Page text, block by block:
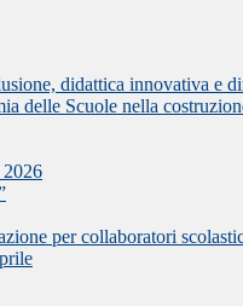
didattica innovativa e
delle Scuole nella
per collaboratori